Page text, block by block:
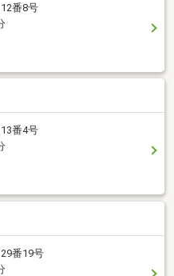
番8号
番4号
番19号